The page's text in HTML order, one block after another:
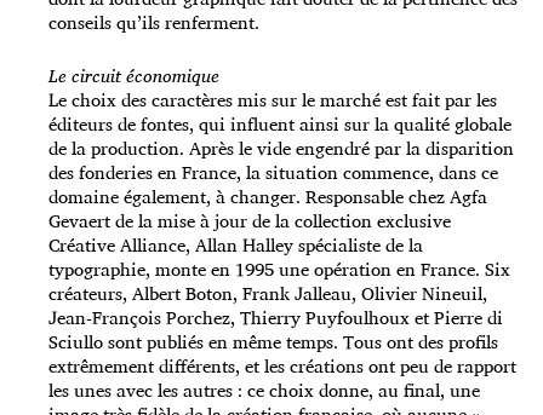
conseils qu’ils renferment.
Le circuit économique
Le choix des caractères mis sur le marché est fait par les
éditeurs de fontes, qui influent ainsi sur la qualité globale
de la production. Après le vide engendré par la disparition
des fonderies en France, la situation commence, dans ce
domaine également, à changer. Responsable chez Agfa
Gevaert de la mise à jour de la collection exclusive
Créative Alliance, Allan Halley spécialiste de la
typographie, monte en 1995 une opération en France. Six
créateurs, Albert Boton, Frank Jalleau, Olivier Nineuil,
Jean-François Porchez, Thierry Puyfoulhoux et Pierre di
Sciullo sont publiés en même temps. Tous ont des profils
extrêmement différents, et les créations ont peu de rapport
les unes avec les autres : ce choix donne, au final, une